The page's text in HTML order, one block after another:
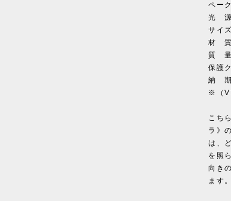
ペー
光 源
サイ
材 質
質
保護
納 期
※（
こち
ラ》
は、
を照
向き
ます。